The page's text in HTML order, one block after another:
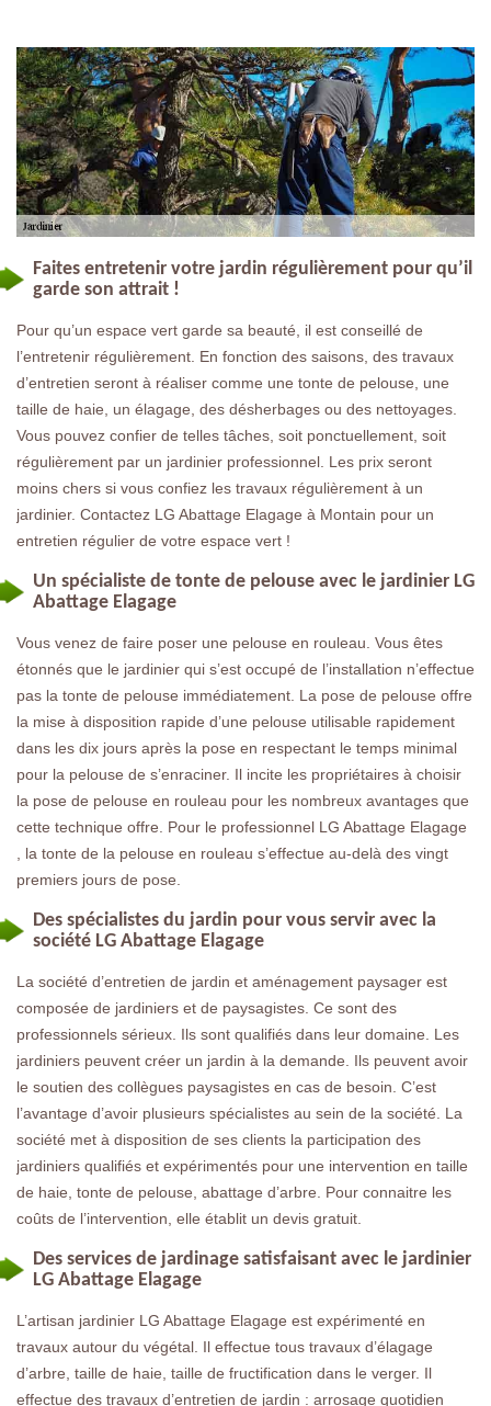
Faites entretenir votre jardin régulièrement pour qu’il
garde son attrait !
Pour qu’un espace vert garde sa beauté, il est conseillé de
l’entretenir régulièrement. En fonction des saisons, des travaux
d’entretien seront à réaliser comme une tonte de pelouse, une
taille de haie, un élagage, des désherbages ou des nettoyages.
Vous pouvez confier de telles tâches, soit ponctuellement, soit
régulièrement par un jardinier professionnel. Les prix seront
moins chers si vous confiez les travaux régulièrement à un
jardinier. Contactez LG Abattage Elagage à Montain pour un
entretien régulier de votre espace vert !
Un spécialiste de tonte de pelouse avec le jardinier LG
Abattage Elagage
Vous venez de faire poser une pelouse en rouleau. Vous êtes
étonnés que le jardinier qui s’est occupé de l’installation n’effectue
pas la tonte de pelouse immédiatement. La pose de pelouse offre
la mise à disposition rapide d’une pelouse utilisable rapidement
dans les dix jours après la pose en respectant le temps minimal
pour la pelouse de s’enraciner. Il incite les propriétaires à choisir
la pose de pelouse en rouleau pour les nombreux avantages que
cette technique offre. Pour le professionnel LG Abattage Elagage
, la tonte de la pelouse en rouleau s’effectue au-delà des vingt
premiers jours de pose.
Des spécialistes du jardin pour vous servir avec la
société LG Abattage Elagage
La société d’entretien de jardin et aménagement paysager est
composée de jardiniers et de paysagistes. Ce sont des
professionnels sérieux. Ils sont qualifiés dans leur domaine. Les
jardiniers peuvent créer un jardin à la demande. Ils peuvent avoir
le soutien des collègues paysagistes en cas de besoin. C’est
l’avantage d’avoir plusieurs spécialistes au sein de la société. La
société met à disposition de ses clients la participation des
jardiniers qualifiés et expérimentés pour une intervention en taille
de haie, tonte de pelouse, abattage d’arbre. Pour connaitre les
coûts de l’intervention, elle établit un devis gratuit.
Des services de jardinage satisfaisant avec le jardinier
LG Abattage Elagage
L’artisan jardinier LG Abattage Elagage est expérimenté en
travaux autour du végétal. Il effectue tous travaux d’élagage
d’arbre, taille de haie, taille de fructification dans le verger. Il
effectue des travaux d’entretien de jardin : arrosage quotidien